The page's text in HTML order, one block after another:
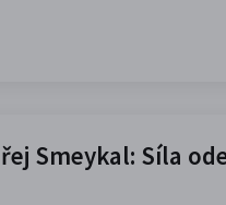
Smeykal: Síla